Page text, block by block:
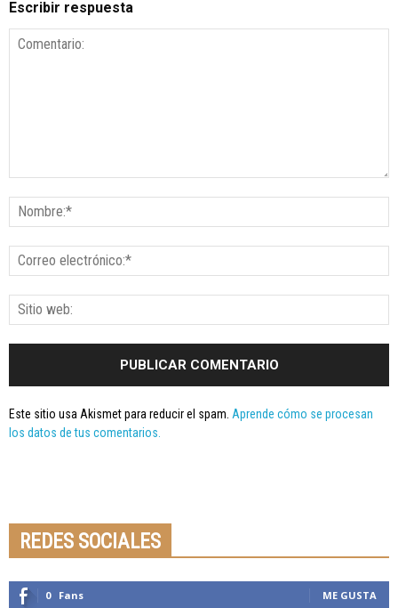
Escribir respuesta
Este sitio usa Akismet para reducir el spam. Aprende cómo se procesan
los datos de tus comentarios.
REDES SOCIALES
0 Fans ME GUSTA